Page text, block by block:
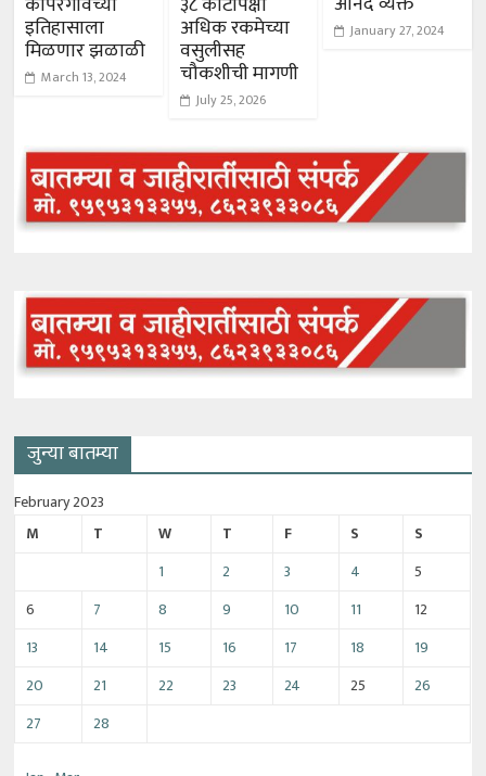
इतिहासाला
मिळणार झळाळी
March 13, 2024
अधिक रकमेच्या
वसुलीसह
चौकशीची मागणी
July 25, 2026
January 27, 2024
जुन्या बातम्या
February 2023
M
T W T F S
S
1
2 3 4
5
6
7 8 9 10 11
12
13
14 15 16 17 18
19
20
21 22 23 24 25
26
27
28